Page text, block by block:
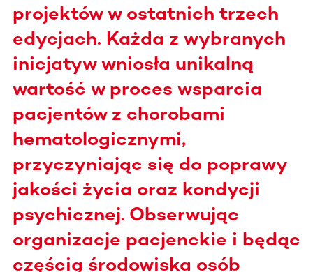
projektów w ostatnich trzech
edycjach. Każda z wybranych
inicjatyw wniosła unikalną
wartość w proces wsparcia
pacjentów z chorobami
hematologicznymi,
przyczyniając się do poprawy
jakości życia oraz kondycji
psychicznej. Obserwując
organizacje pacjenckie i będąc
częścią środowiska osób